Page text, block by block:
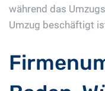
während das
Umzug beschäftigt